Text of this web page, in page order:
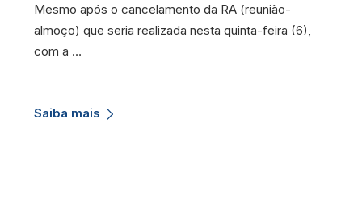
Mesmo após o cancelamento da RA (reunião-
almoço) que seria realizada nesta quinta-feira (6),
com a …
Saiba mais